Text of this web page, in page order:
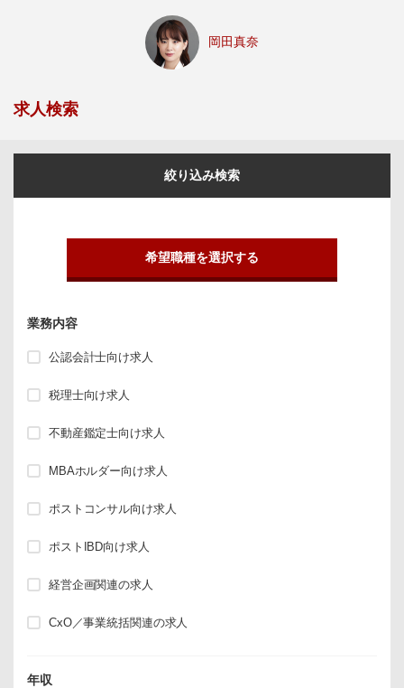
岡田真奈
求人検索
絞り込み検索
希望職種を選択する
業務内容
公認会計士向け求人
税理士向け求人
不動産鑑定士向け求人
MBAホルダー向け求人
ポストコンサル向け求人
ポストIBD向け求人
経営企画関連の求人
CxO／事業統括関連の求人
年収